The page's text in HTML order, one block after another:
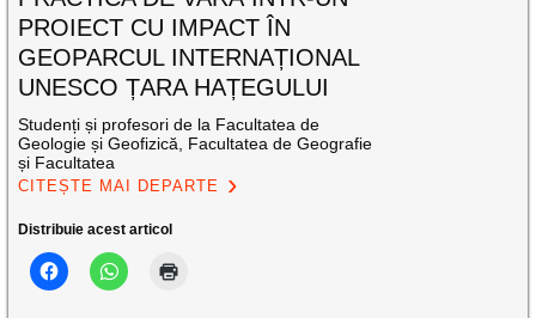
PROIECT CU IMPACT ÎN
GEOPARCUL INTERNAȚIONAL
UNESCO ȚARA HAȚEGULUI
Studenți și profesori de la Facultatea de
Geologie și Geofizică, Facultatea de Geografie
și Facultatea
CITEȘTE MAI DEPARTE
Distribuie acest articol